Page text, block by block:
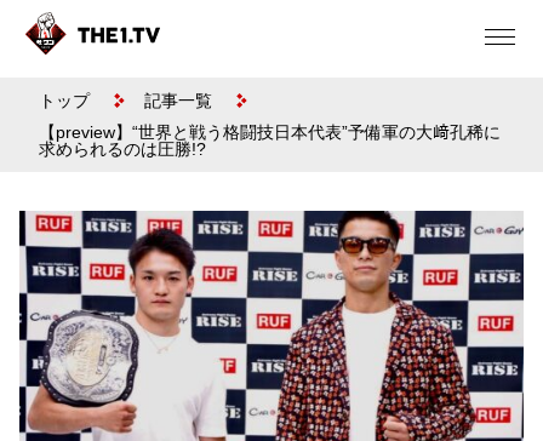
トップ
記事一覧
【preview】“世界と戦う格闘技日本代表”予備軍の大﨑孔稀に
求められるのは圧勝!?